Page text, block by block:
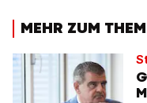
MEHR ZUM